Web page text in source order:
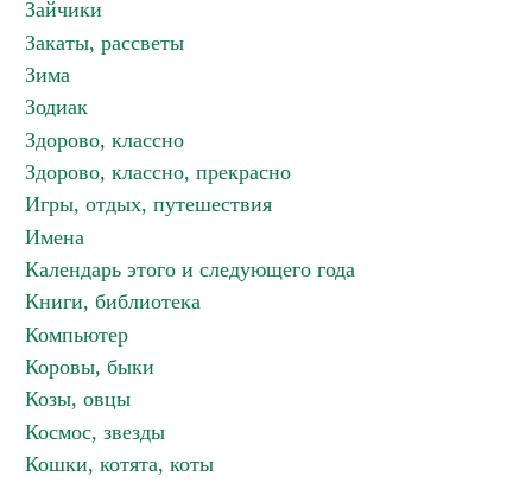
Зайчики
Закаты, рассветы
Зима
Зодиак
Здорово, классно
Здорово, классно, прекрасно
Игры, отдых, путешествия
Имена
Календарь этого и следующего года
Книги, библиотека
Компьютер
Коровы, быки
Козы, овцы
Космос, звезды
Кошки, котята, коты